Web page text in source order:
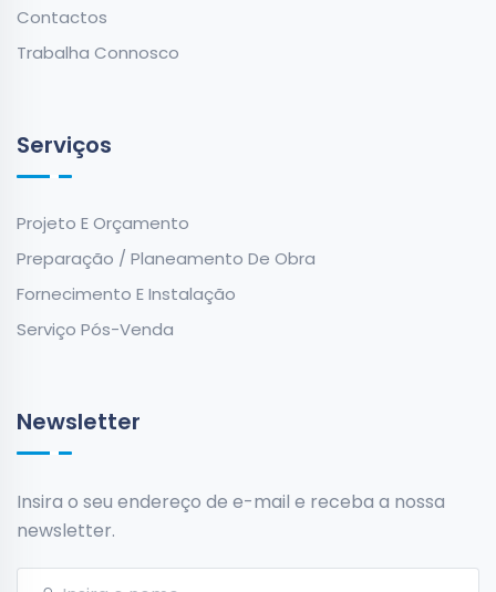
Contactos
Trabalha Connosco
Serviços
Projeto E Orçamento
Preparação / Planeamento De Obra
Fornecimento E Instalação
Serviço Pós-Venda
Newsletter
Insira o seu endereço de e-mail e receba a nossa
newsletter.